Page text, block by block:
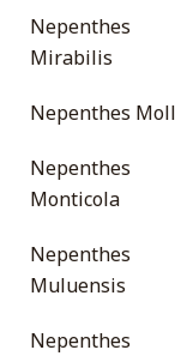
Nepenthes
Mirabilis
Nepenthes
Nepenthes
Monticola
Nepenthes
Muluensis
Nepenthes